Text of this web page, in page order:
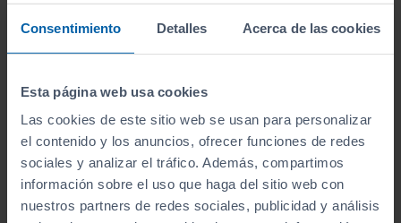
Consentimiento Detalles Acerca de las cookies
Esta página web usa cookies
Las cookies de este sitio web se usan para personalizar
el contenido y los anuncios, ofrecer funciones de redes
sociales y analizar el tráfico. Además, compartimos
información sobre el uso que haga del sitio web con
nuestros partners de redes sociales, publicidad y análisis
Kilometraje garantizado
Somos transparentes. Compra tu coche con
certificado de kilómetros reales.